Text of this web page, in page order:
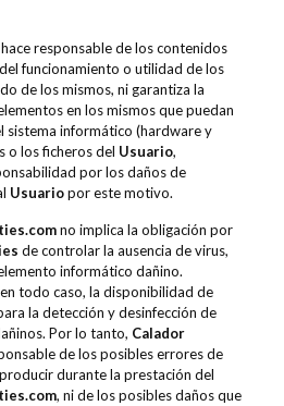
responsable de los contenidos
funcionamiento o utilidad de los
de los mismos, ni garantiza la
en los mismos que puedan
sistema informático (hardware y
o los ficheros del Usuario,
por los daños de
Usuariopor este motivo.
no implica la obligación por
de controlar la ausencia de virus,
informático dañino.
todo caso, la disponibilidad de
la detección y desinfección de
Por lo tanto, Calador
de los posibles errores de
durante la prestación del
, ni de los posibles daños que